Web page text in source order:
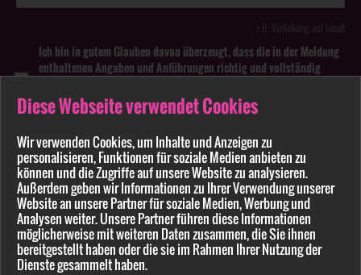
Diese Webseite verwendet Cookies
Wir verwenden Cookies, um Inhalte und Anzeigen zu
personalisieren, Funktionen für soziale Medien anbieten zu
können und die Zugriffe auf unsere Website zu analysieren.
Außerdem geben wir Informationen zu Ihrer Verwendung unserer
Website an unsere Partner für soziale Medien, Werbung und
Analysen weiter. Unsere Partner führen diese Informationen
möglicherweise mit weiteren Daten zusammen, die Sie ihnen
bereitgestellt haben oder die sie im Rahmen Ihrer Nutzung der
Dienste gesammelt haben.
z.B. Verlinkung auf Inhalt
Ich bin in gutem Glauben davon überzeugt, dass die in der Meldung
enthaltenen Angaben und Anführungen richtig und vollständig
rechtswidrigen Inhalten können strafbar sein.
Pflichtfelder sind mit * markiert
Bitte beachten Sie unsereDatenschutzerklärung.